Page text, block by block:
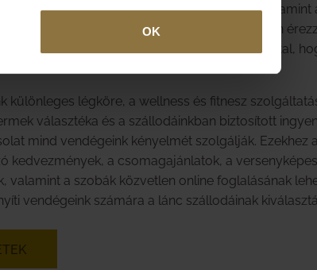
OK
környezetben találják magukat. Célunk – amint
összefoglalja –, hogy a vendégeink otthonosan
talán ismeretlen városi környezetben azáltal,
különleges légköre, a wellness és fitnesz
választéka és a szállodáinkban biztosított
mind vendégeink kényelmét szolgálják. Ezekhez
kedvezmények, a csomagajánlatok, a versenyképes
valamint a szobák közvetlen online foglalásának
vendégeink számára a lánc szállodáinak